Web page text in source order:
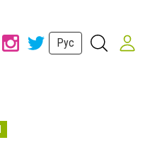
Рус